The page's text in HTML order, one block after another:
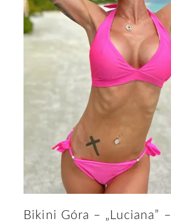
Bikini Góra – „Luciana” –